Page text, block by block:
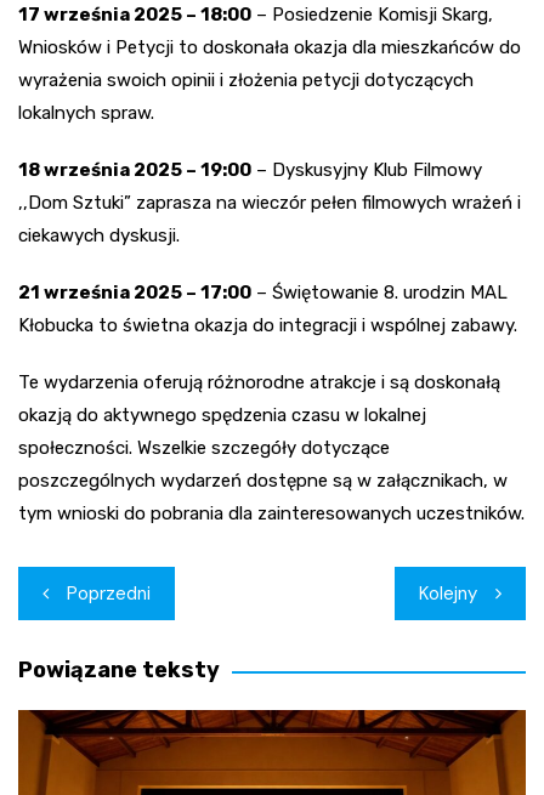
17 września 2025 – 18:00 – Posiedzenie Komisji Skarg,
Wniosków i Petycji to doskonała okazja dla mieszkańców do
wyrażenia swoich opinii i złożenia petycji dotyczących
lokalnych spraw.
18 września 2025 – 19:00 – Dyskusyjny Klub Filmowy
,,Dom Sztuki” zaprasza na wieczór pełen filmowych wrażeń i
ciekawych dyskusji.
21 września 2025 – 17:00 – Świętowanie 8. urodzin MAL
Kłobucka to świetna okazja do integracji i wspólnej zabawy.
Te wydarzenia oferują różnorodne atrakcje i są doskonałą
okazją do aktywnego spędzenia czasu w lokalnej
społeczności. Wszelkie szczegóły dotyczące
poszczególnych wydarzeń dostępne są w załącznikach, w
tym wnioski do pobrania dla zainteresowanych uczestników.
Nawigacja
wpisu
Poprzedni Kolejny
Powiązane teksty